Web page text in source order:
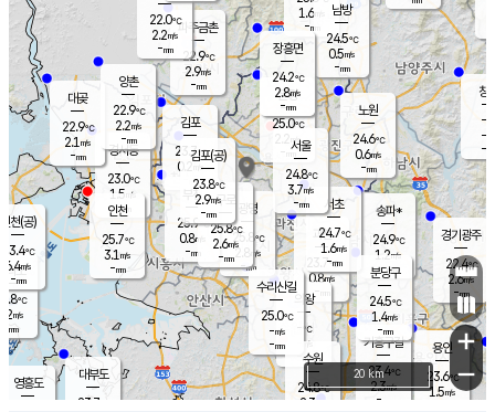
의도
℃
m/s
mm
영흥도
1.6
-mm
과천
23.7℃
0.8m/s
- mm
용인
23.6℃
1.5m/s
경기광주
22.4℃
2.6m/s
-mm
대부도
23.7
경서동
23.0℃
1.5 m/s
-mm
파주금촌
22.9℃
2.9m/s
-mm
대곶
22.9℃
2.1 m/s
-mm
창
-
-m/
-
22.0℃
2.2m/s
-mm
의왕
- ℃
m/s
mm
김포
23.7℃
0.2 m/s
mm
광명
25.8 ℃
2.8 m/s
-mm
부천
25.9℃
0.8m/s
-mm
양촌
22.9℃
2.2m/s
-mm
구로
25.8℃
2.6m/s
-mm
은평
25.0℃
2.2 m/s
- mm
노원
24.6℃
0.6m/s
-mm
송파*
24.9℃
1.2m/s
-mm
서초
24.7℃
1.6m/s
-mm
남방
24.5℃
0.5m/s
-mm
기흥구갈
23.4℃
2.3m/s
-
수리산길
25.0℃
-m/s
-mm
분당구
24.5℃
1.4m/s
-mm
장흥면
24.2℃
2.8m/s
-mm
인천(공)
23.4℃
6.4m/s
-mm
김포(공)
23.8℃
2.9m/s
-mm
수원
24.8℃
2.3 m/s
인천
25.7℃
3.1 m/s
-mm
서울
24.8℃
3.7m/s
-mm
+
−
20 km